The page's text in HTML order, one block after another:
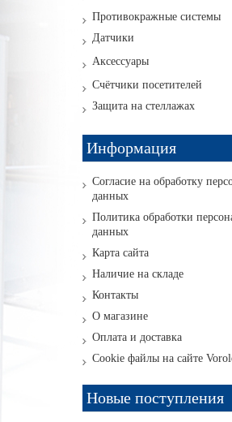
Противокражные системы
Датчики
Аксессуары
Счётчики посетителей
Защита на стеллажах
Информация
Согласие на обработку
данных
Политика обработки
данных
Карта сайта
Наличие на складе
Контакты
О магазине
Оплата и доставка
Cookie файлы на сайте
Новые поступления